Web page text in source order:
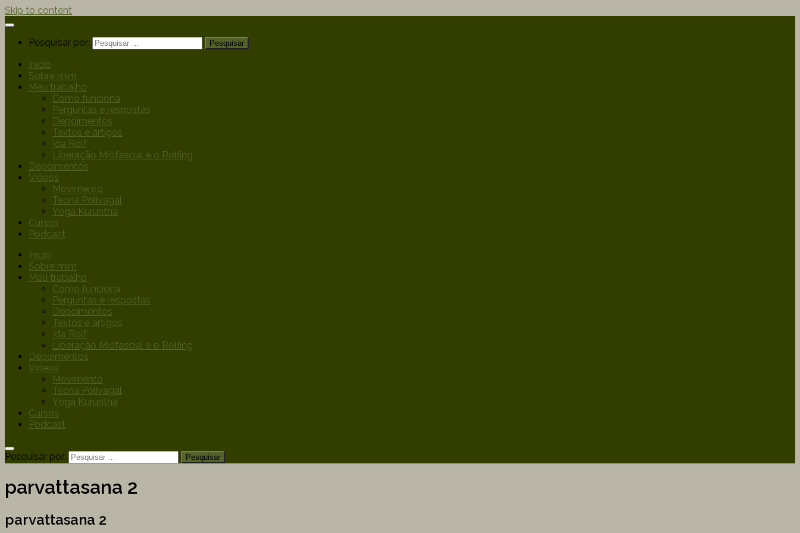
Skip to content
Pesquisar por:
Início
Sobre mim
Meu trabalho
Como funciona
Perguntas e respostas
Depoimentos
Textos e artigos
Ida Rolf
Liberação Miofascial e o Rolfing
Depoimentos
Videos
Movimento
Teoria Polivagal
Yoga Kuruntha
Cursos
Podcast
Início
Sobre mim
Meu trabalho
Como funciona
Perguntas e respostas
Depoimentos
Textos e artigos
Ida Rolf
Liberação Miofascial e o Rolfing
Depoimentos
Videos
Movimento
Teoria Polivagal
Yoga Kuruntha
Cursos
Podcast
Pesquisar por:
parvattasana 2
parvattasana 2